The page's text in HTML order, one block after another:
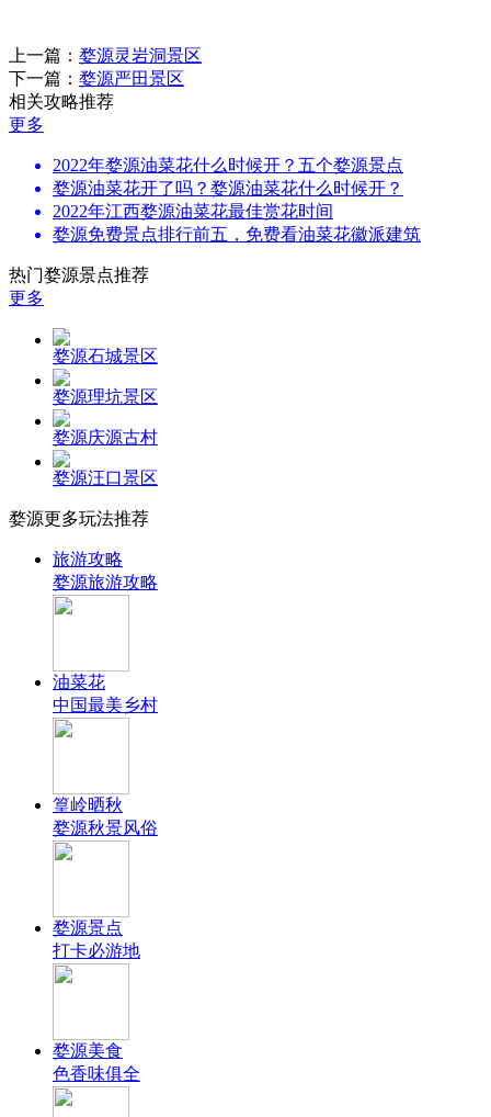
上一篇： 婺源灵岩洞景区
下一篇： 婺源严田景区
相关攻略推荐
更多
2022年婺源油菜花什么时候开？五个婺源景点
婺源油菜花开了吗？婺源油菜花什么时候开？
2022年江西婺源油菜花最佳赏花时间
婺源免费景点排行前五，免费看油菜花徽派建筑
热门婺源景点推荐
更多
婺源石城景区
婺源理坑景区
婺源庆源古村
婺源汪口景区
婺源更多玩法推荐
旅游攻略
婺源旅游攻略
油菜花
中国最美乡村
篁岭晒秋
婺源秋景风俗
婺源景点
打卡必游地
婺源美食
色香味俱全